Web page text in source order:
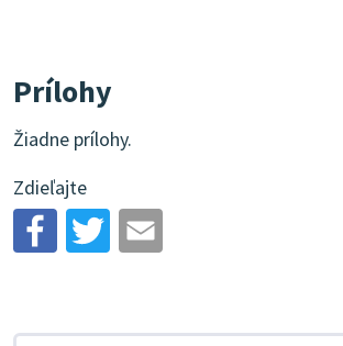
Prílohy
Žiadne prílohy.
Zdieľajte